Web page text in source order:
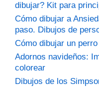
dibujar? Kit para
Cómo dibujar a
paso. Dibujos de
Cómo dibujar un
Adornos navideños:
colorear
Dibujos de los